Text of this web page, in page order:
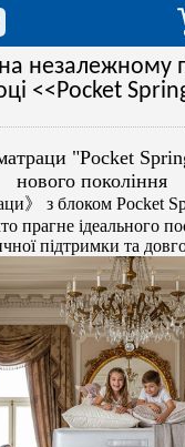
незалежному
<<Pocket
"Pocket
нового покоління
》 з блоком Pocket
прагне ідеального
підтримки та